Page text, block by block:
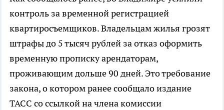
контроль за временной регистрацией
квартиросъемщиков. Владельцам жилья грозят
штрафы до 5 тысяч рублей за отказ оформить
временную прописку арендаторам,
проживающим дольше 90 дней. Это требование
закона, о котором ранее сообщало издание
ТАСС со ссылкой на члена комиссии